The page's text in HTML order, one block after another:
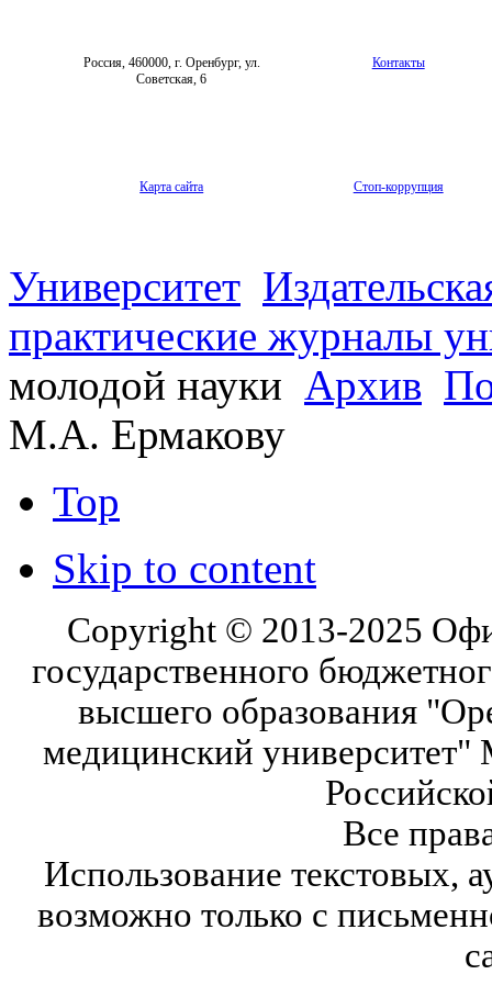
Россия, 460000, г. Оренбург, ул.
Советская, 6
Контакты
Карта сайта Стоп-коррупция
Университет
практические журналы
молодой науки Архив
М.А. Ермакову
Top
Skip to content
Copyright © 2013-2025
государственного
высшего образования
медицинский университет"
Все
Использование текстовых,
возможно только с